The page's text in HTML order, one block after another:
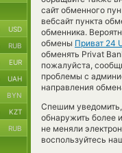
сайт обменного
вебсайт пункта
обменника.
обмены Приват 24
обменять Privat
пожалуйста,
проблемы с
направления
Спешим
обнаружить более
не меняли
воспользуйтесь
USD
RUB
EUR
UAH
BYN
KZT
RUB